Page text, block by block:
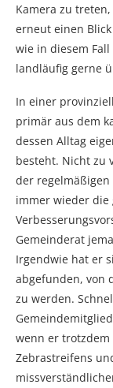
Kamera zu treten,
erneut einen
wie in diesem
landläufig gerne
In einer
primär aus dem
dessen Alltag
besteht. Nicht zu
der
immer wieder die
Gemeinderat
Irgendwie hat er
abgefunden, von
zu werden.
wenn er
Zebrastreifens